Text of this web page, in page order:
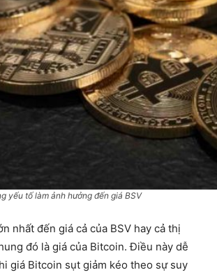
yếu tố làm ảnh hưởng đến giá BSV
nhất đến giá cả của BSV hay cả thị
đó là giá của Bitcoin. Điều này dễ
giá Bitcoin sụt giảm kéo theo sự suy